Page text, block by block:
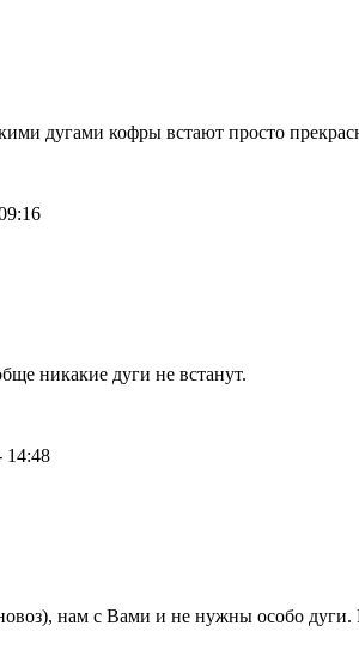
дугами кофры встают просто
никакие дуги не встанут.
14:48
нам с Вами и не нужны особо